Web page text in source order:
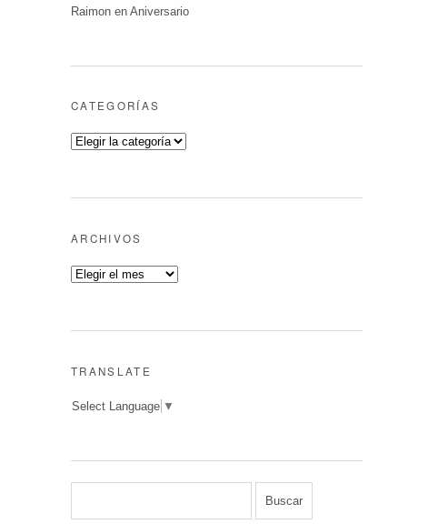
Raimon en Aniversario
CATEGORÍAS
ARCHIVOS
TRANSLATE
Select Language ▼